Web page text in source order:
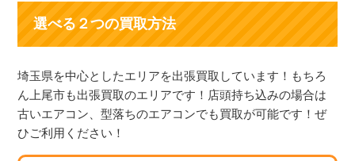
エアコン買取実績（上尾市）
買取対象メーカーの一覧
エアコン買取で関東家電リサイクル問屋が選ばれる
理由
買取対象となるエアコンの種類
エアコンを高く売るポイント！
選べる２つの買取方法
埼玉県を中心としたエリアを出張買取しています！もちろ
ん上尾市も出張買取のエリアです！店頭持ち込みの場合は
古いエアコン、型落ちのエアコンでも買取が可能です！ぜ
ひご利用ください！